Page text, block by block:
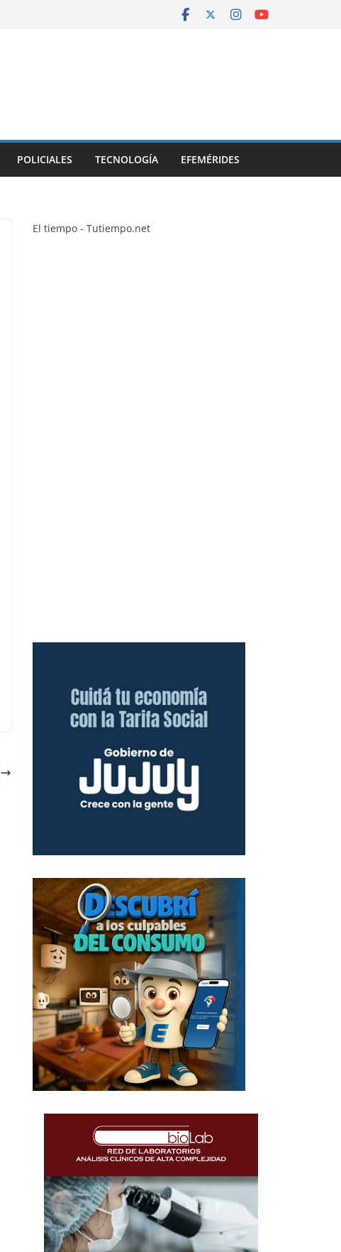
POLICIALES TECNOLOGÍA EFEMÉRIDES
El tiempo - Tutiempo.net